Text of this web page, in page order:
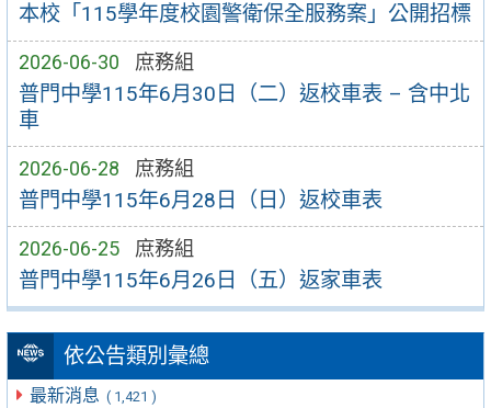
本校「115學年度校園警衛保全服務案」公開招標
2026-06-30 庶務組
普門中學115年6月30日（二）返校車表 – 含中北
車
2026-06-28 庶務組
普門中學115年6月28日（日）返校車表
2026-06-25 庶務組
普門中學115年6月26日（五）返家車表
依公告類別彙總
最新消息 ( 1,421 )